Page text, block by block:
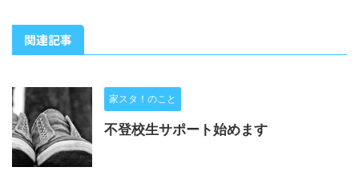
関連記事
家スタ！のこと
不登校生サポート始めます